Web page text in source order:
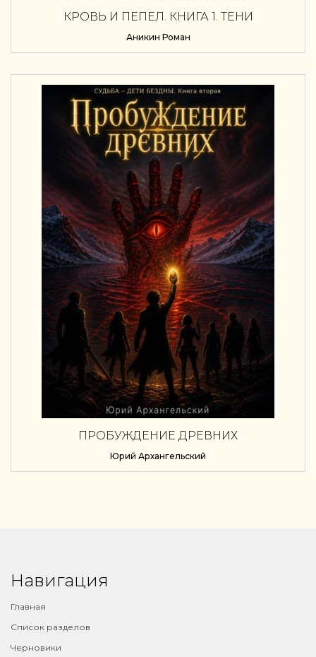
КРОВЬ И ПЕПЕЛ. КНИГА 1. ТЕНИ
Аникин Роман
ПРОБУЖДЕНИЕ ДРЕВНИХ
Юрий Архангельский
Навигация
Главная
Список разделов
Черновики